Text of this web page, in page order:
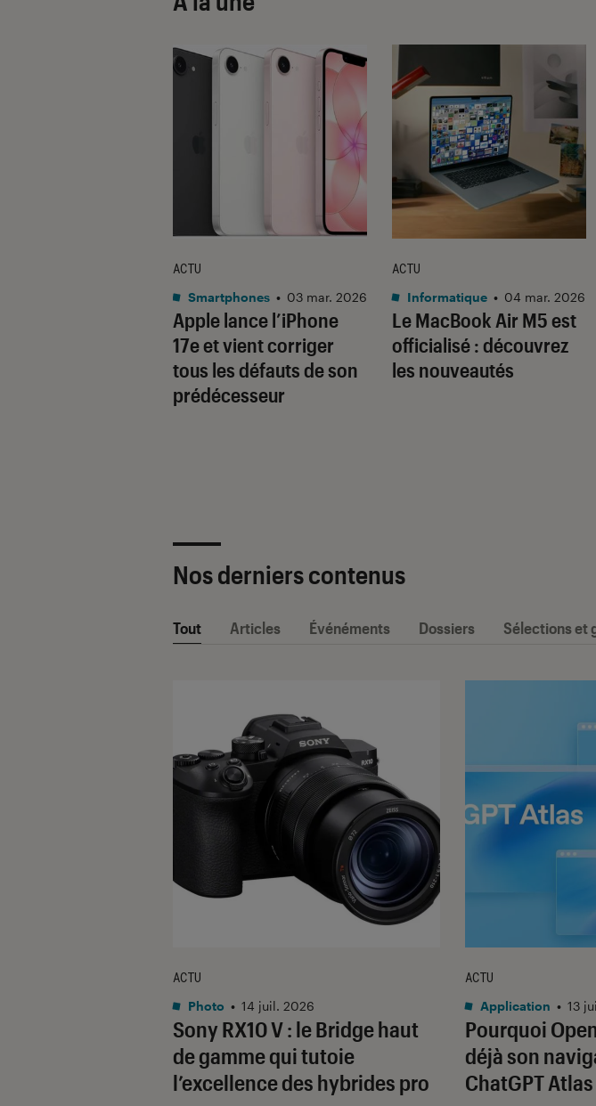
Apple lance l’iPhone
17e et vient corriger
tous les défauts de son
prédécesseur
ACTU
Smartphones • 03 mar. 2026
Le MacBook Air M5 est
officialisé : découvrez
les nouveautés
ACTU
Informatique • 04 mar. 2026
Nos derniers contenus
Tout Articles Événéments Dossiers Sélections et
Sony RX10 V : le Bridge haut
de gamme qui tutoie
l’excellence des hybrides pro
ACTU
Photo • 14 juil. 2026
Pourquoi
déjà son
ChatGPT Atlas
ACTU
Application • 13